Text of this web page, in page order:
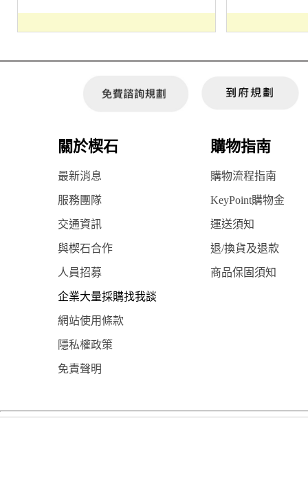
關於楔石 購物指南
最新消息 購物流程指南
服務團隊 KeyPoint購物金
交通資訊 運送須知
與楔石合作 退/換貨及退款
人員招募 商品保固須知
企業大量採購找我談
網站使用條款
隱私權政策
免責聲明